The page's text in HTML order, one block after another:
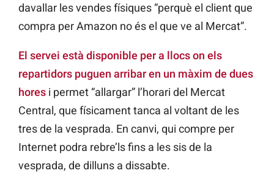
davallar les vendes físiques “perquè el client que
compra per Amazon no és el que ve al Mercat”.
El servei està disponible per a llocs on els
repartidors puguen arribar en un màxim de dues
hores i permet “allargar” l’horari del Mercat
Central, que físicament tanca al voltant de les
tres de la vesprada. En canvi, qui compre per
Internet podra rebre’ls fins a les sis de la
vesprada, de dilluns a dissabte.